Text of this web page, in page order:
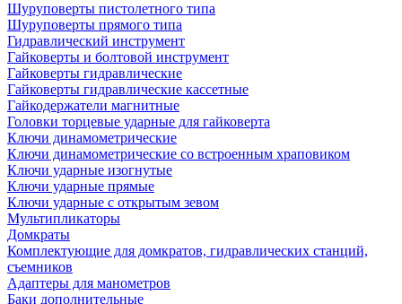
Шуруповерты пистолетного типа
Шуруповерты прямого типа
Гидравлический инструмент
Гайковерты и болтовой инструмент
Гайковерты гидравлические
Гайковерты гидравлические кассетные
Гайкодержатели магнитные
Головки торцевые ударные для гайковерта
Ключи динамометрические
Ключи динамометрические со встроенным храповиком
Ключи ударные изогнутые
Ключи ударные прямые
Ключи ударные с открытым зевом
Мультипликаторы
Домкраты
Комплектующие для домкратов, гидравлических станций,
съемников
Адаптеры для манометров
Баки дополнительные